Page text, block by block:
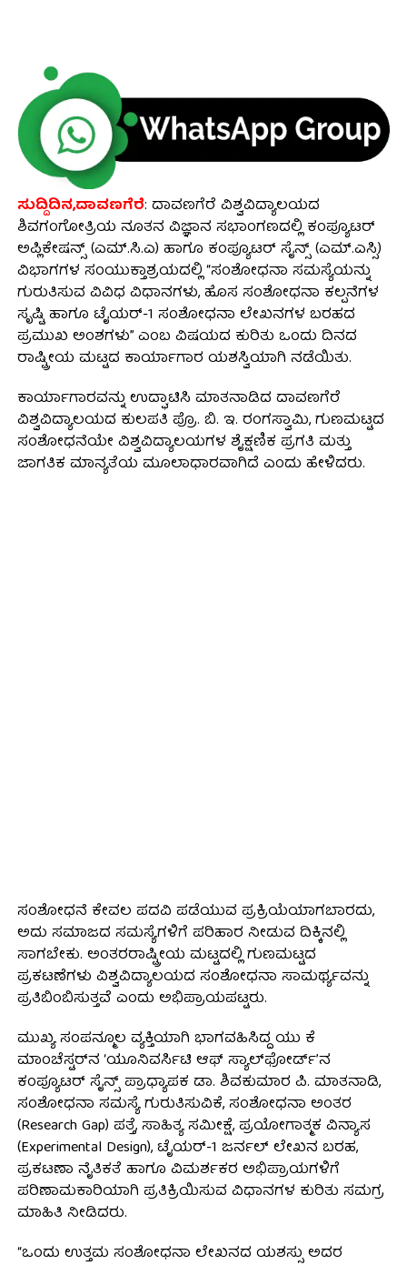
ಸುದ್ದಿದಿನ,ದಾವಣಗೆರೆ: ದಾವಣಗೆರೆ ವಿಶ್ವವಿದ್ಯಾಲಯದ
ಶಿವಗಂಗೋತ್ರಿಯ ನೂತನ ವಿಜ್ಞಾನ ಸಭಾಂಗಣದಲ್ಲಿ ಕಂಪ್ಯೂಟರ್
ಅಪ್ಲಿಕೇಷನ್ಸ್ (ಎಮ್.ಸಿ.ಎ) ಹಾಗೂ ಕಂಪ್ಯೂಟರ್ ಸೈನ್ಸ್ (ಎಮ್.ಎಸ್ಸಿ)
ವಿಭಾಗಗಳ ಸಂಯುಕ್ತಾಶ್ರಯದಲ್ಲಿ “ಸಂಶೋಧನಾ ಸಮಸ್ಯೆಯನ್ನು
ಗುರುತಿಸುವ ವಿವಿಧ ವಿಧಾನಗಳು, ಹೊಸ ಸಂಶೋಧನಾ ಕಲ್ಪನೆಗಳ
ಸೃಷ್ಟಿ ಹಾಗೂ ಟೈಯರ್-1 ಸಂಶೋಧನಾ ಲೇಖನಗಳ ಬರಹದ
ಪ್ರಮುಖ ಅಂಶಗಳು” ಎಂಬ ವಿಷಯದ ಕುರಿತು ಒಂದು ದಿನದ
ರಾಷ್ಟ್ರೀಯ ಮಟ್ಟದ ಕಾರ್ಯಾಗಾರ ಯಶಸ್ವಿಯಾಗಿ ನಡೆಯಿತು.
ಕಾರ್ಯಾಗಾರವನ್ನು ಉದ್ಘಾಟಿಸಿ ಮಾತನಾಡಿದ ದಾವಣಗೆರೆ
ವಿಶ್ವವಿದ್ಯಾಲಯದ ಕುಲಪತಿ ಪ್ರೊ. ಬಿ. ಇ. ರಂಗಸ್ವಾಮಿ, ಗುಣಮಟ್ಟದ
ಸಂಶೋಧನೆಯೇ ವಿಶ್ವವಿದ್ಯಾಲಯಗಳ ಶೈಕ್ಷಣಿಕ ಪ್ರಗತಿ ಮತ್ತು
ಜಾಗತಿಕ ಮಾನ್ಯತೆಯ ಮೂಲಾಧಾರವಾಗಿದೆ ಎಂದು ಹೇಳಿದರು.
ಸಂಶೋಧನೆ ಕೇವಲ ಪದವಿ ಪಡೆಯುವ ಪ್ರಕ್ರಿಯೆಯಾಗಬಾರದು,
ಅದು ಸಮಾಜದ ಸಮಸ್ಯೆಗಳಿಗೆ ಪರಿಹಾರ ನೀಡುವ ದಿಕ್ಕಿನಲ್ಲಿ
ಸಾಗಬೇಕು. ಅಂತರರಾಷ್ಟ್ರೀಯ ಮಟ್ಟದಲ್ಲಿ ಗುಣಮಟ್ಟದ
ಪ್ರಕಟಣೆಗಳು ವಿಶ್ವವಿದ್ಯಾಲಯದ ಸಂಶೋಧನಾ ಸಾಮರ್ಥ್ಯವನ್ನು
ಪ್ರತಿಬಿಂಬಿಸುತ್ತವೆ ಎಂದು ಅಭಿಪ್ರಾಯಪಟ್ಟರು.
ಮುಖ್ಯ ಸಂಪನ್ಮೂಲ ವ್ಯಕ್ತಿಯಾಗಿ ಭಾಗವಹಿಸಿದ್ದ ಯು ಕೆ
ಮಾಂಚೆಸ್ಟರ್‌ನ ‘ಯೂನಿವರ್ಸಿಟಿ ಆಫ್ ಸ್ಯಾಲ್‌ಫೋರ್ಡ್’ನ
ಕಂಪ್ಯೂಟರ್ ಸೈನ್ಸ್ ಪ್ರಾಧ್ಯಾಪಕ ಡಾ. ಶಿವಕುಮಾರ ಪಿ. ಮಾತನಾಡಿ,
ಸಂಶೋಧನಾ ಸಮಸ್ಯೆ ಗುರುತಿಸುವಿಕೆ, ಸಂಶೋಧನಾ ಅಂತರ
(Research Gap) ಪತ್ತೆ, ಸಾಹಿತ್ಯ ಸಮೀಕ್ಷೆ, ಪ್ರಯೋಗಾತ್ಮಕ ವಿನ್ಯಾಸ
(Experimental Design), ಟೈಯರ್-1 ಜರ್ನಲ್ ಲೇಖನ ಬರಹ,
ಪ್ರಕಟಣಾ ನೈತಿಕತೆ ಹಾಗೂ ವಿಮರ್ಶಕರ ಅಭಿಪ್ರಾಯಗಳಿಗೆ
ಪರಿಣಾಮಕಾರಿಯಾಗಿ ಪ್ರತಿಕ್ರಿಯಿಸುವ ವಿಧಾನಗಳ ಕುರಿತು ಸಮಗ್ರ
ಮಾಹಿತಿ ನೀಡಿದರು.
“ಒಂದು ಉತ್ತಮ ಸಂಶೋಧನಾ ಲೇಖನದ ಯಶಸ್ಸು ಅದರ